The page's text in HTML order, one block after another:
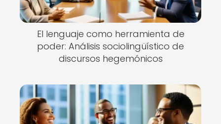
El lenguaje como herramienta de
poder: Análisis sociolingüístico de
discursos hegemónicos